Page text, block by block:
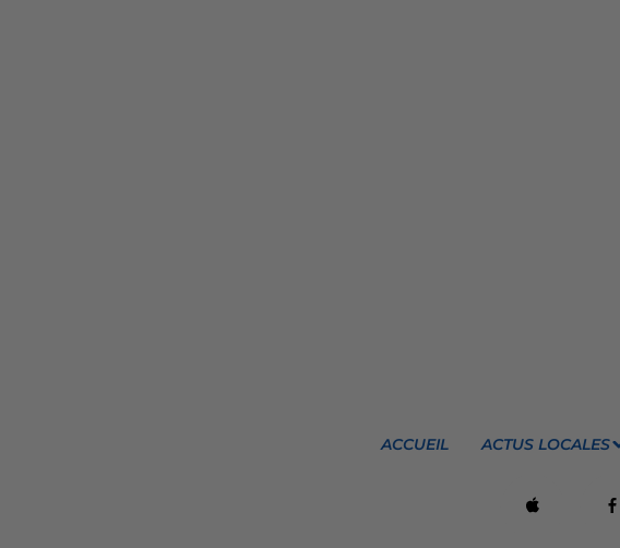
ACCUEIL ACTUS LOCALES